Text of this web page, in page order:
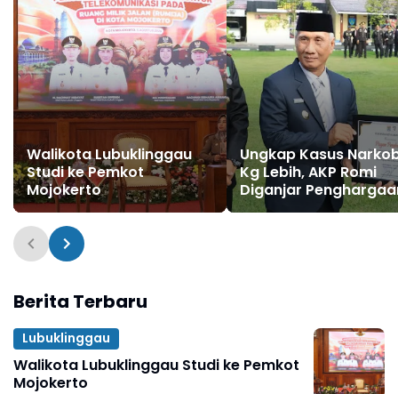
Walikota Lubuklinggau
Studi ke Pemkot
Mojokerto
Ungkap Kasus
Kg Lebih, AKP Romi
Diganjar
Dari Pemkot Lubuk
Berita Terbaru
Lubuklinggau
Walikota Lubuklinggau Studi ke Pemkot
Mojokerto